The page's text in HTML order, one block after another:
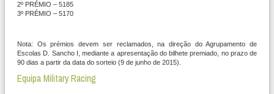
2º PRÉMIO – 5185
3º PRÉMIO – 5170
Nota: Os prémios devem ser reclamados, na direção do Agrupamento de
Escolas D. Sancho I, mediante a apresentação do bilhete premiado, no prazo de
90 dias a partir da data do sorteio (9 de junho de 2015).
Equipa Military Racing